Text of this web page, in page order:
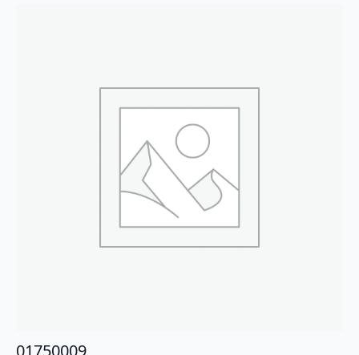
01750009